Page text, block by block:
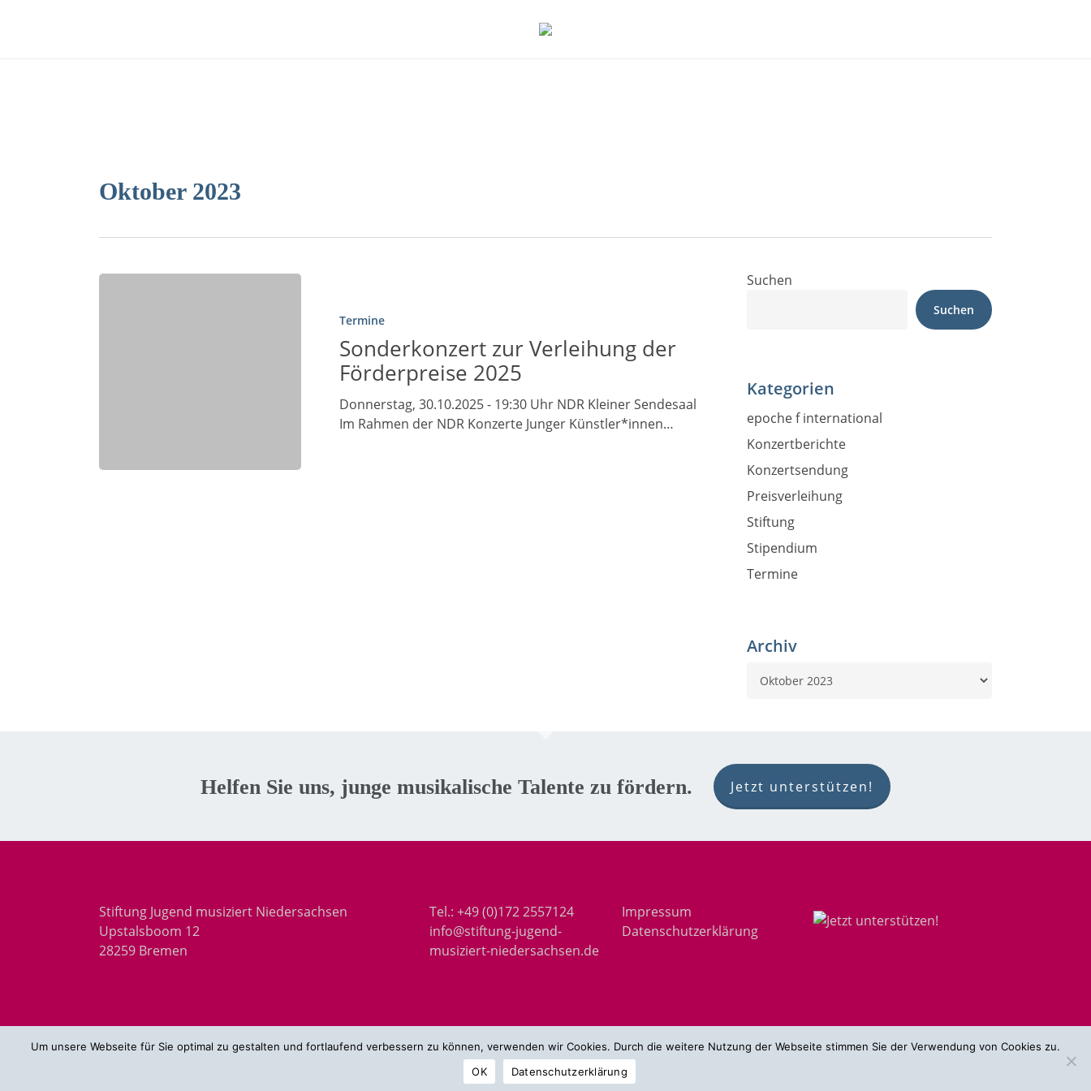
Oktober 2023
Termine
Sonderkonzert zur Verleihung der
Förderpreise 2025
Donnerstag, 30.10.2025 - 19:30 Uhr NDR Kleiner Sendesaal
Im Rahmen der NDR Konzerte Junger Künstler*innen…
Suchen
Suchen
Kategorien
epoche f international
Konzertberichte
Konzertsendung
Preisverleihung
Stiftung
Stipendium
Termine
Archiv
Helfen Sie uns, junge musikalische Talente zu fördern. Jetzt unterstützen!
Stiftung Jugend musiziert Niedersachsen
Upstalsboom 12
28259 Bremen
Tel.: +49 (0)172 2557124
info@stiftung-jugend-
musiziert-niedersachsen.de
Impressum
Datenschutzerklärung
Um unsere Webseite für Sie optimal zu gestalten und fortlaufend verbessern zu können, verwenden wir Cookies. Durch die weitere Nutzung der Webseite stimmen Sie der Verwendung von Cookies zu.
OK
Datenschutzerklärung